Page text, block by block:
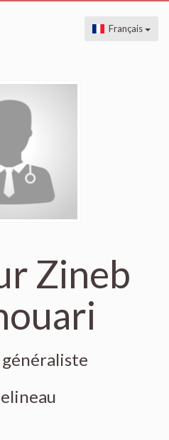
Français
Zineb